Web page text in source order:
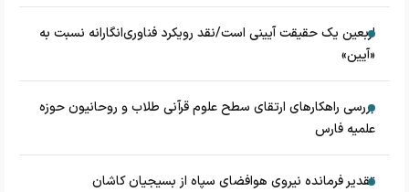
اربعین یک حقیقت آیینی است/نقد رویکرد فناوری‌انگارانه نسبت به
«آیین»
بررسی راهکارهای ارتقای سطح علوم قرآنی طلاب و روحانیون حوزه
علمیه فارس
تقدیر فرمانده نیروی هوافضای سپاه از بسیجیان کاشان